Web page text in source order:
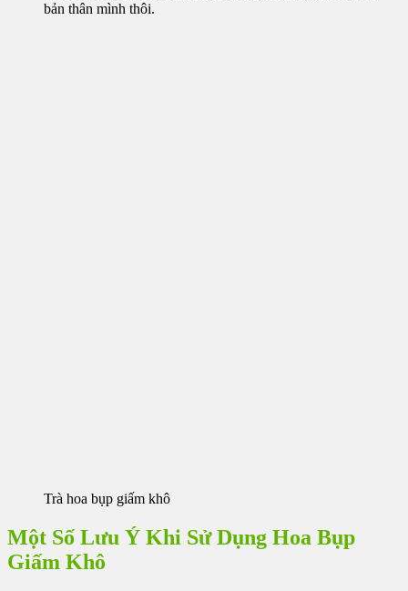
bản thân mình thôi.
Trà hoa bụp giấm khô
Một Số Lưu Ý Khi Sử Dụng Hoa Bụp
Giấm Khô